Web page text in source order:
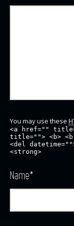
You may use these
<a href=""
title=""> <b>
<del
<strong>
Name*